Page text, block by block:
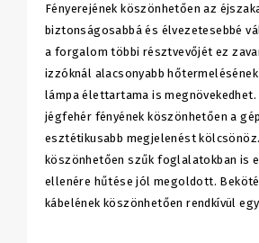
Fényerejének köszönhetően az
biztonságosabbá és élvezetesebbé
a forgalom többi résztvevőjét ez
izzóknál alacsonyabb
lámpa élettartama is
jégfehér fényének köszönhetően a
esztétikusabb megjelenést
köszönhetően szűk foglalatokban is
ellenére hűtése jól megoldott.
kábelének köszönhetően rendkívül